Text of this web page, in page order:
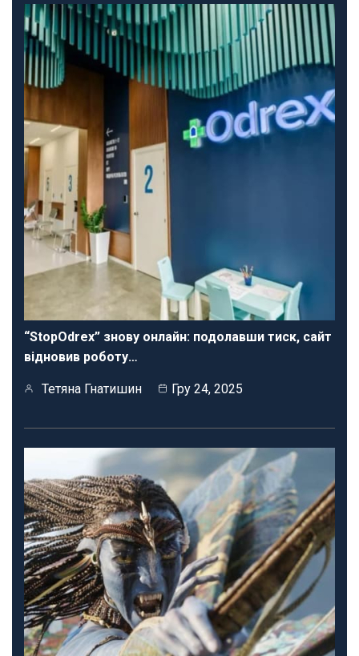
“StopOdrex” знову онлайн: подолавши тиск, сайт
відновив роботу…
Тетяна Гнатишин Гру 24, 2025